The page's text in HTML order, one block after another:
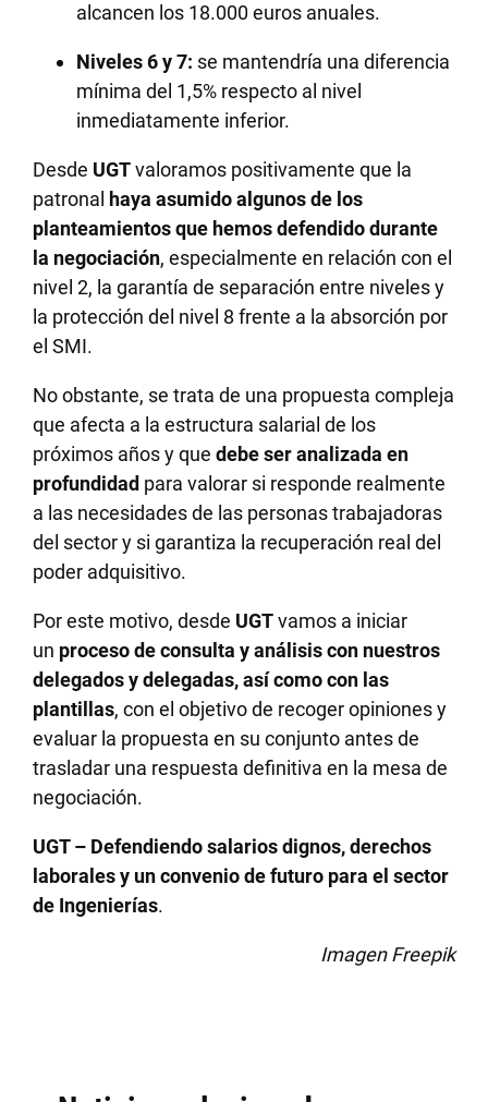
alcancen los 18.000 euros anuales.
Niveles 6 y 7: se mantendría una diferencia
mínima del 1,5% respecto al nivel
inmediatamente inferior.
Desde UGTvaloramos positivamente que la
patronal haya asumido algunos de los
planteamientos que hemos defendido durante
la negociación, especialmente en relación con el
nivel 2, la garantía de separación entre niveles y
la protección del nivel 8 frente a la absorción por
el SMI.
No obstante, se trata de una propuesta compleja
que afecta a la estructura salarial de los
próximos años y quedebe ser analizada en
profundidad para valorar si responde realmente
a las necesidades de las personas trabajadoras
del sector y si garantiza la recuperación real del
poder adquisitivo.
Por este motivo, desde UGTvamos a iniciar
un proceso de consulta y análisis con nuestros
delegados y delegadas, así como con las
plantillas, con el objetivo de recoger opiniones y
evaluar la propuesta en su conjunto antes de
trasladar una respuesta definitiva en la mesa de
negociación.
UGT – Defendiendo salarios dignos, derechos
laborales y un convenio de futuro para el sector
de Ingenierías.
Imagen Freepik